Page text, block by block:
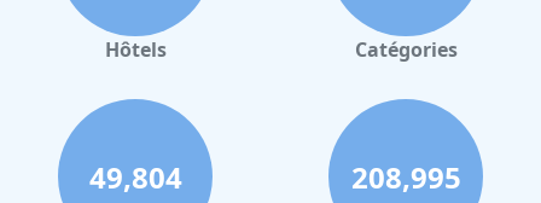
Hôtels Catégories
49,804 208,995